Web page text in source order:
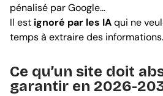
pénalisé par Google…
Il est ignoré par les IAqui ne
temps à extraire des informations.
Ce qu’un site doit
garantir en 2026-